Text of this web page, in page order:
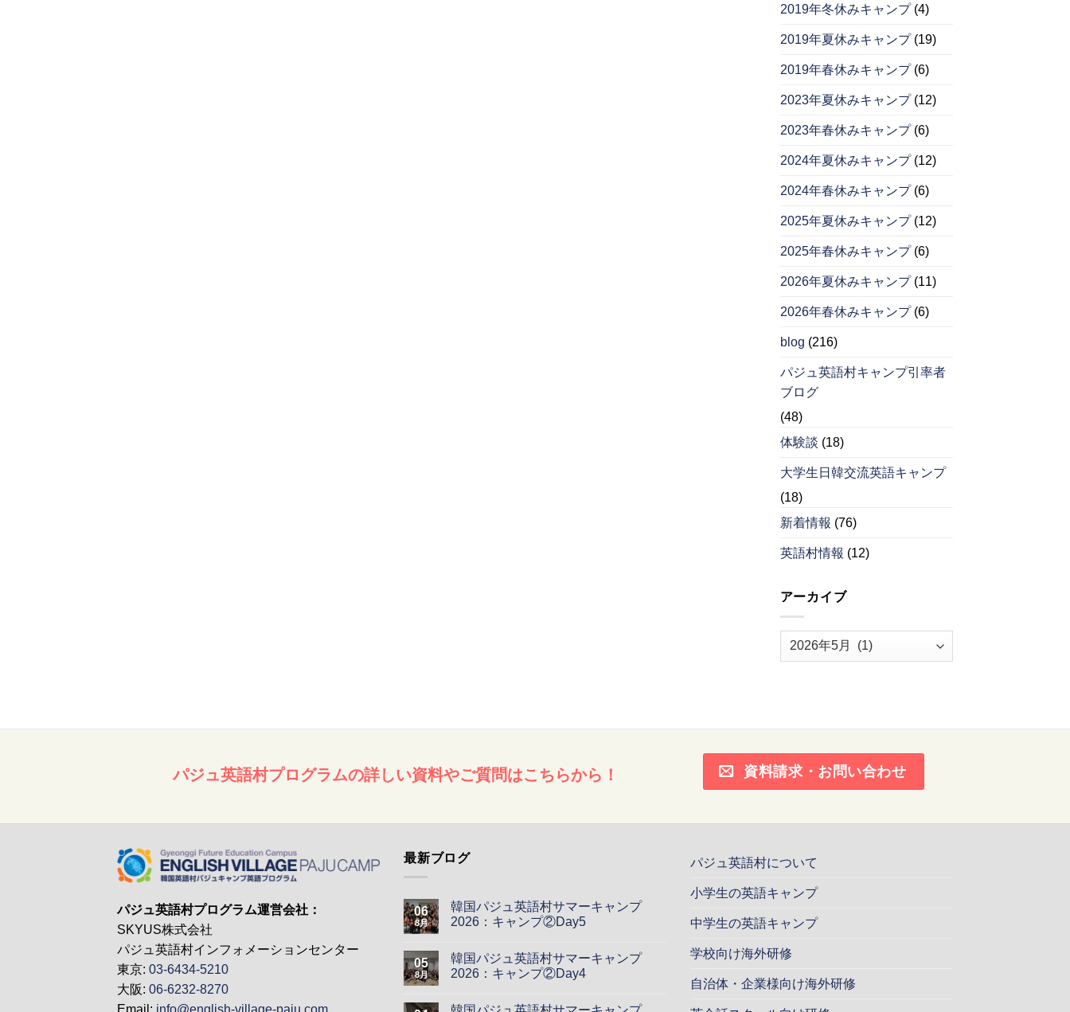
2019年冬休みキャンプ(4)
2019年夏休みキャンプ(19)
2019年春休みキャンプ(6)
2023年夏休みキャンプ(12)
2023年春休みキャンプ(6)
2024年夏休みキャンプ(12)
2024年春休みキャンプ(6)
2025年夏休みキャンプ(12)
2025年春休みキャンプ(6)
2026年夏休みキャンプ(11)
2026年春休みキャンプ(6)
blog (216)
パジュ英語村キャンプ引率者
ブログ
(48)
体験談 (18)
大学生日韓交流英語キャンプ
(18)
新着情報 (76)
英語村情報 (12)
アーカイブ
パジュ英語村プログラムの詳しい資料やご質問はこちらから！ 資料請求・お問い合わせ
パジュ英語村プログラム運営会社：
SKYUS株式会社
パジュ英語村インフォメーションセンター
東京: 03-6434-5210
大阪: 06-6232-8270
Email: info@english-village-paju.com
最新ブログ
06
8月
韓国パジュ英語村サマーキャンプ
2026：キャンプ②Day5
05
8月
韓国パジュ英語村サマーキャンプ
2026：キャンプ②Day4
パジュ英語村について
小学生の英語キャンプ
中学生の英語キャンプ
学校向け海外研修
自治体・企業様向け海外研修